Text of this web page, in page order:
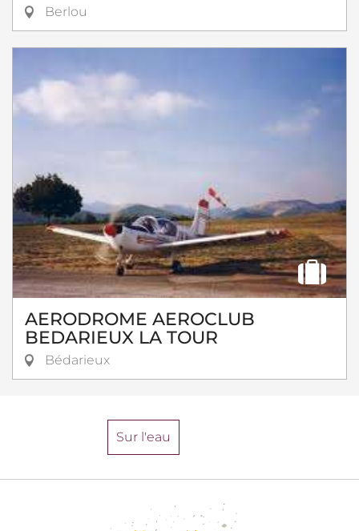
Berlou
AERODROME AEROCLUB
BEDARIEUX LA TOUR
Bédarieux
Sur l'eau